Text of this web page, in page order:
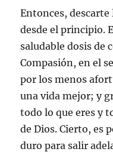
Entonces,
desde el principio.
saludable dosis de
Compasión, en el
por los menos
una vida mejor; y
todo lo que eres y
de Dios. Cierto, es
duro para salir